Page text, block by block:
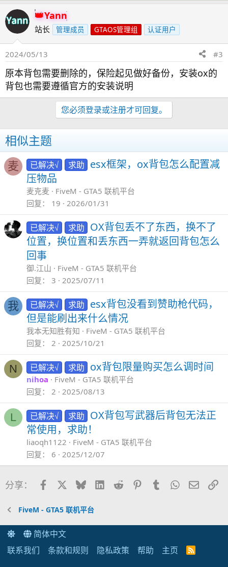
Yann
站长 管理成员 GTAOS管理组 认证用户
2024/05/13 #3
原本背包需要删除的，保险起见做好备份，安装ox的
背包也需要遵循官方的安装说明
您必须登录或注册才可回复。
相似主题
麦 已解决√ 求助 esx框架，ox背包怎么配置减
压物品
麦克麦
FiveM - GTA5 联机平台
回复
19 2026/01/31
已解决√ 求助 OX背包丢不了东西，换不了
位置，换位置和丢东西一弄就返回背包怎么
回事
御.江山
FiveM - GTA5 联机平台
回复
3 2025/07/11
我 已解决√ 求助 esx背包没看到赞助枪代码，
但是能刷出来什么情况
我本无知胜有知
FiveM - GTA5 联机平台
回复
2 2025/10/21
N 已解决√ 求助 ox背包限量购买怎么调时间
nihoa
FiveM - GTA5 联机平台
回复
2 2025/08/13
L 已解决√ 求助 OX背包写武器后背包无法正
常使用，求助！
liaoqh1122
FiveM - GTA5 联机平台
回复
6 2025/12/07
分享： FacebookBlueskyLinkedIn
Reddit PinterestTumblrWhatsApp
邮件
FiveM - GTA5 联机平台
简体中文
联系我们
条款和规则 隐私政策 帮助 主页
R